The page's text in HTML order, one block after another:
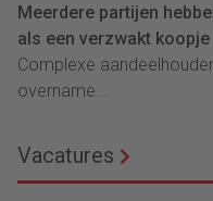
Meerdere partijen
als een verzwakt koopje
Complexe
overname...
Vacatures